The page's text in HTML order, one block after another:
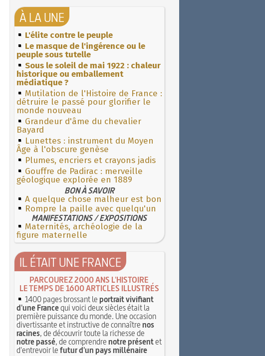
À LA UNE
L'élite contre le peuple
Le masque de l'ingérence ou le
peuple sous tutelle
Sous le soleil de mai 1922 : chaleur
historique ou emballement
médiatique ?
Mutilation de l'Histoire de France :
détruire le passé pour glorifier le
monde nouveau
Grandeur d'âme du chevalier
Bayard
Lunettes : instrument du Moyen
Âge à l'obscure genèse
Plumes, encriers et crayons jadis
Gouffre de Padirac : merveille
géologique explorée en 1889
BON À SAVOIR
A quelque chose malheur est bon
Rompre la paille avec quelqu'un
MANIFESTATIONS / EXPOSITIONS
Maternités, archéologie de la
figure maternelle
IL ÉTAIT UNE FRANCE
PARCOUREZ 2000 ANS L'HISTOIRE
LE TEMPS DE 1600 ARTICLES ILLUSTRÉS
1400 pages brossant leportrait vivifiant
d'une Francequi voici deux siècles était la
première puissance du monde. Une occasion
divertissante et instructive de connaîtrenos
racines, de découvrir toute la richesse de
notre passé, de comprendrenotre présentet
d'entrevoir lefutur d'un pays millénaire